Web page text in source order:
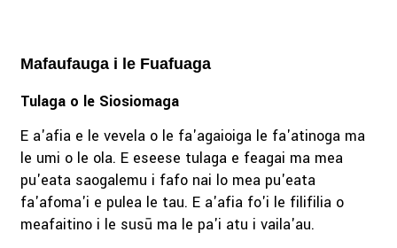
Mafaufauga i le Fuafuaga
Tulaga o le Siosiomaga
E a'afia e le vevela o le fa'agaioiga le fa'atinoga ma
le umi o le ola. E eseese tulaga e feagai ma mea
pu'eata saogalemu i fafo nai lo mea pu'eata
fa'afoma'i e pulea le tau. E a'afia fo'i le filifilia o
meafaitino i le susū ma le pa'i atu i vaila'au.